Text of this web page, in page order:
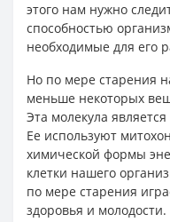
этого нам нужно
способностью
необходимые для его
Но по мере старения
меньше некоторых
Эта молекула
Ее используют
химической формы
клетки нашего
по мере старения
здоровья и молодости.